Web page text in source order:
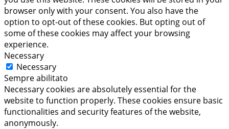
browser only with your consent. You also have the
option to opt-out of these cookies. But opting out of
some of these cookies may affect your browsing
experience.
Necessary
Necessary
Sempre abilitato
Necessary cookies are absolutely essential for the
website to function properly. These cookies ensure basic
functionalities and security features of the website,
anonymously.